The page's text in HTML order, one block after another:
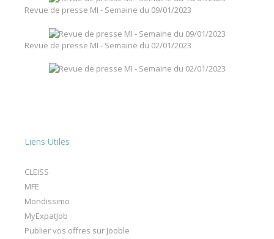
Revue de presse MI - Semaine du 09/01/2023
Revue de presse MI - Semaine du 02/01/2023
Liens Utiles
CLEISS
MFE
Mondissimo
MyExpatJob
Publier vos offres sur Jooble